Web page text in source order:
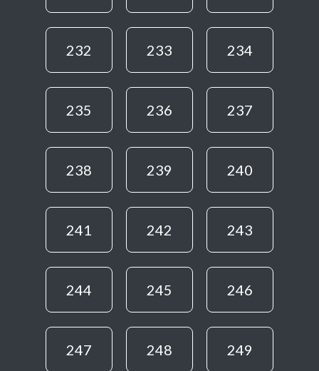
232 233 234
235 236 237
238 239 240
241 242 243
244 245 246
247 248 249